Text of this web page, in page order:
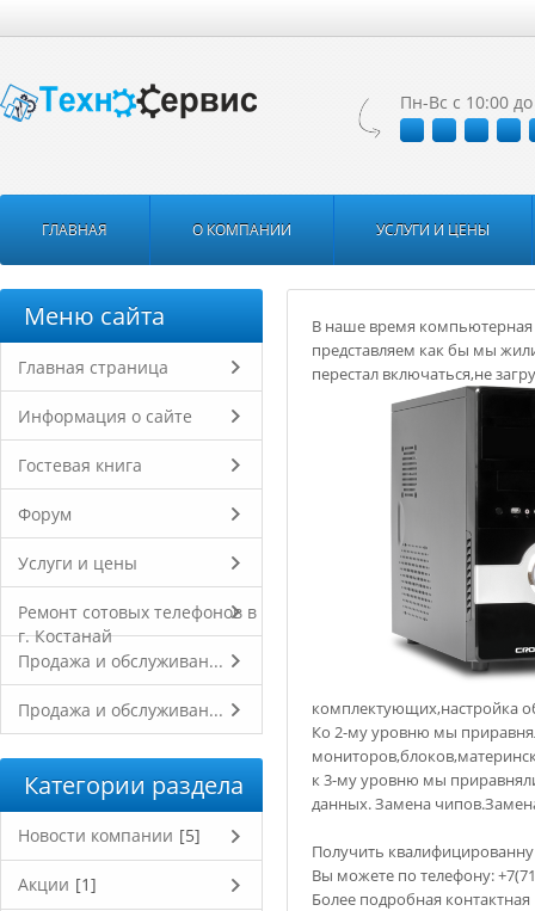
Пн-Вс с 10:00
ГЛАВНАЯ О КОМПАНИИ УСЛУГИ И ЦЕНЫ
Меню сайта
Главная страница
Информация о сайте
Гостевая книга
Форум
Услуги и цены
Ремонт сотовых телефонов в
г. Костанай
Продажа и обслуживан...
Продажа и обслуживан...
Категории раздела
Новости компании [5]
Акции [1]
В наше время
представляем как бы мы
перестал включаться,не
комплектующих,настройка
Ко 2-му уровню мы
к 3-му уровню мы
данных. Замена
Получить
Вы можете по телефону:
Более подробная